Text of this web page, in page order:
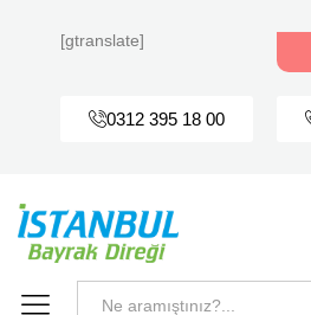
[gtranslate]
0312 395 18 00